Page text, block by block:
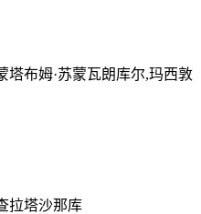
塔布姆·苏蒙瓦朗库尔,玛西敦
拉塔沙那库